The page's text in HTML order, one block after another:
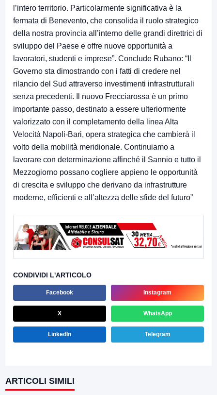
l’intero territorio. Particolarmente significativa è la
fermata di Benevento, che consolida il ruolo strategico
della nostra provincia all’interno delle grandi direttrici di
sviluppo del Paese e offre nuove opportunità a
lavoratori, studenti e imprese”. Conclude Rubano: “Il
Governo sta dimostrando con i fatti di credere nel
rilancio del Sud attraverso investimenti infrastrutturali
senza precedenti. Il nuovo Frecciarossa è un primo
importante passo, destinato a essere ulteriormente
valorizzato con il completamento della linea Alta
Velocità Napoli-Bari, opera strategica che cambierà il
volto della mobilità meridionale. Continuiamo a
lavorare con determinazione affinché il Sannio e tutto il
Mezzogiorno possano cogliere appieno le opportunità
di crescita e sviluppo che derivano da infrastrutture
moderne, efficienti e all’altezza delle sfide del futuro”
CONDIVIDI L'ARTICOLO
Facebook Instagram
X WhatsApp
LinkedIn Telegram
ARTICOLI SIMILI